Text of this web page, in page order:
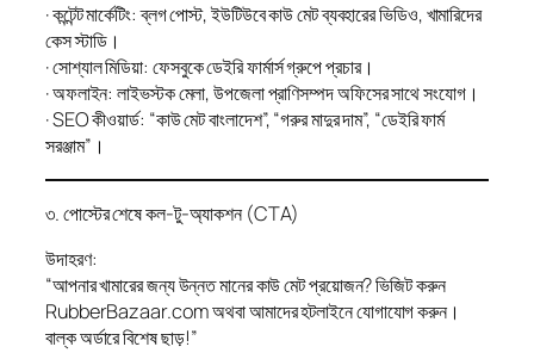
· কন্টেন্ট মার্কেটিং: ব্লগ পোস্ট, ইউটিউবে কাউ মেট ব্যবহারের ভিডিও, খামারিদের
কেস স্টাডি।
· সোশ্যাল মিডিয়া: ফেসবুকে ডেইরি ফার্মার্স গ্রুপে প্রচার।
· অফলাইন: লাইভস্টক মেলা, উপজেলা প্রাণিসম্পদ অফিসের সাথে সংযোগ।
· SEO কীওয়ার্ড: “কাউ মেট বাংলাদেশ”, “গরুর মাদুর দাম”, “ডেইরি ফার্ম
সরঞ্জাম”।
৩. পোস্টের শেষে কল-টু-অ্যাকশন (CTA)
উদাহরণ:
“আপনার খামারের জন্য উন্নত মানের কাউ মেট প্রয়োজন? ভিজিট করুন
RubberBazaar.com অথবা আমাদের হটলাইনে যোগাযোগ করুন।
বাল্ক অর্ডারে বিশেষ ছাড়!”